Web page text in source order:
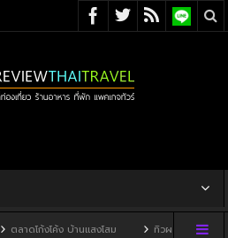
ตลาดโก้งโค้ง บ้านแสงโสม ทิวผาคาเฟ่